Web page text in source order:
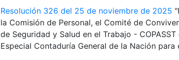
Resolución 326 del 25 de noviembre de 2025
la Comisión de Personal, el Comité de
de Seguridad y Salud en el Trabajo -
Especial Contaduría General de la Nación